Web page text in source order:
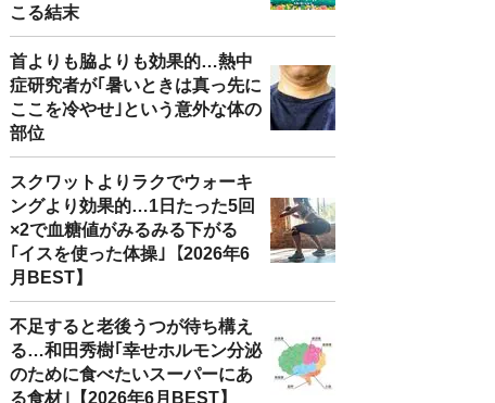
こる結末
首よりも脇よりも効果的…熱中
症研究者が｢暑いときは真っ先に
ここを冷やせ｣という意外な体の
部位
スクワットよりラクでウォーキ
ングより効果的…1日たった5回
×2で血糖値がみるみる下がる
｢イスを使った体操｣【2026年6
月BEST】
不足すると老後うつが待ち構え
る…和田秀樹｢幸せホルモン分泌
のために食べたいスーパーにあ
る食材｣【2026年6月BEST】